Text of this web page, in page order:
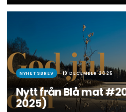
NYHETSBREV 19 DECEMBER 2025
Nytt från Blå mat
2025)